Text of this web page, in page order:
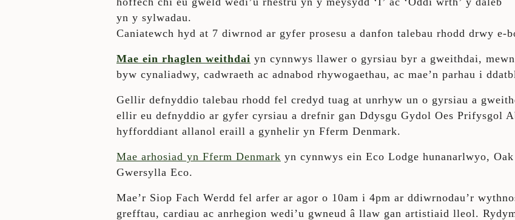
yn y sylwadau.
Caniatewch hyd at 7 diwrnod ar gyfer prosesu a danfon talebau rhodd drwy e-
Mae ein rhaglen weithdai yn cynnwys llawer o gyrsiau byr a gweithdai,
byw cynaliadwy, cadwraeth ac adnabod rhywogaethau, ac mae’n parhau i
Gellir defnyddio talebau rhodd fel credyd tuag at unrhyw un o gyrsiau a
ellir eu defnyddio ar gyfer cyrsiau a drefnir gan Ddysgu Gydol Oes Prifysgol
hyfforddiant allanol eraill a gynhelir yn Fferm Denmark.
Mae arhosiad yn Fferm Denmark yn cynnwys ein Eco Lodge hunanarlwyo,
Gwersylla Eco.
Mae’r Siop Fach Werdd fel arfer ar agor o 10am i 4pm ar ddiwrnodau’r
grefftau, cardiau ac anrhegion wedi’u gwneud â llaw gan artistiaid lleol.